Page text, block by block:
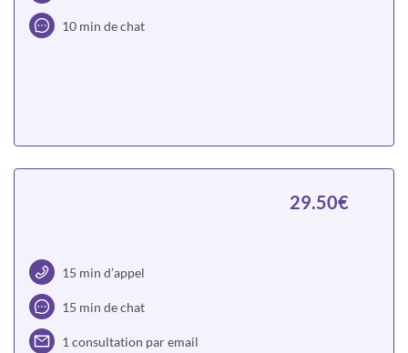
10 min de chat
15 min d’appel
15 min de chat
1 consultation par email
29.50€